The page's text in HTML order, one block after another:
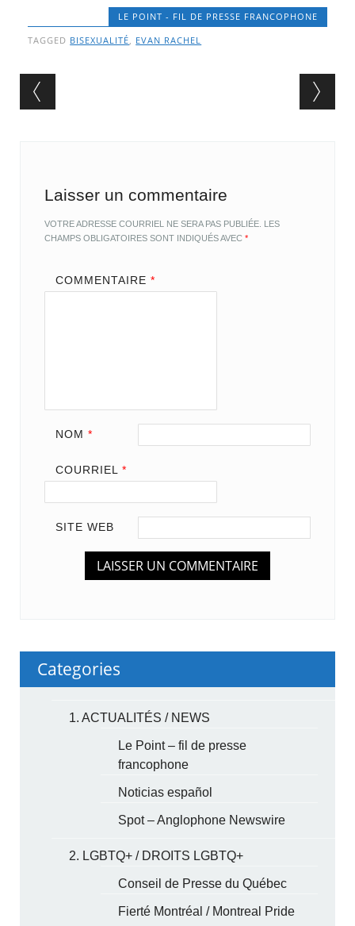
LE POINT - FIL DE PRESSE FRANCOPHONE
TAGGED BISEXUALITÉ, EVAN RACHEL
Post navigation
Laisser un commentaire
VOTRE ADRESSE COURRIEL NE SERA PAS PUBLIÉE. LES
CHAMPS OBLIGATOIRES SONT INDIQUÉS AVEC*
COMMENTAIRE *
NOM *
COURRIEL *
SITE WEB
Categories
1. ACTUALITÉS / NEWS
Le Point – fil de presse
francophone
Noticias español
Spot – Anglophone Newswire
2. LGBTQ+ / DROITS LGBTQ+
Conseil de Presse du Québec
Fierté Montréal / Montreal Pride